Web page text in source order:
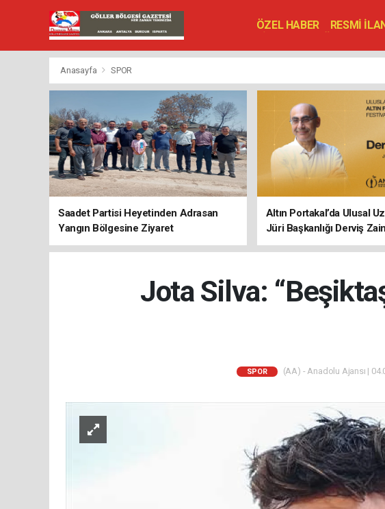
ÖZEL HABER RESMİ
VEFAT EDENLER
Anasayfa SPOR
Saadet Partisi Heyetinden Adrasan
Yangın Bölgesine Ziyaret
Altın Portakal’da Ulusal
Jüri Başkanlığı Derviş
Jota Silva:
SPOR (AA) - Anadolu Ajansı |